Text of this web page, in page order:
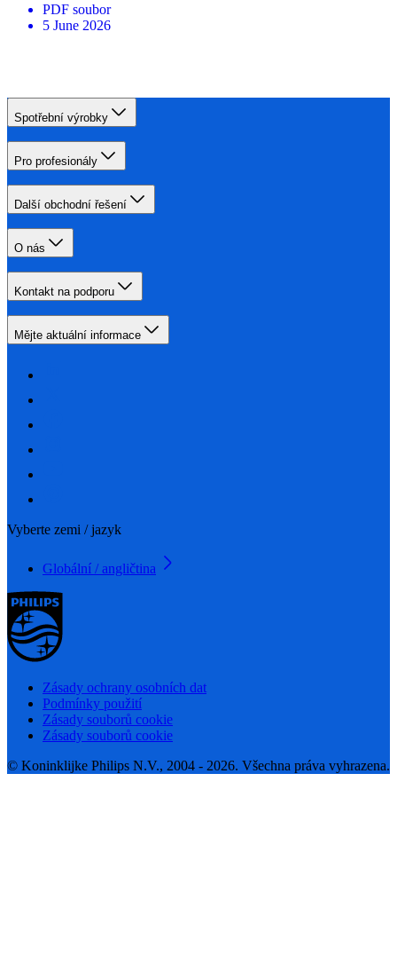
PDF soubor
5 June 2026
Spotřební výrobky
Pro profesionály
Další obchodní řešení
O nás
Kontakt na podporu
Mějte aktuální informace
Vyberte zemi / jazyk
Globální / angličtina
Zásady ochrany osobních dat
Podmínky použití
Zásady souborů cookie
Zásady souborů cookie
© Koninklijke Philips N.V., 2004 - 2026. Všechna práva vyhrazena.